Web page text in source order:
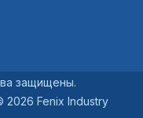
защищены.
2026 Fenix Industry